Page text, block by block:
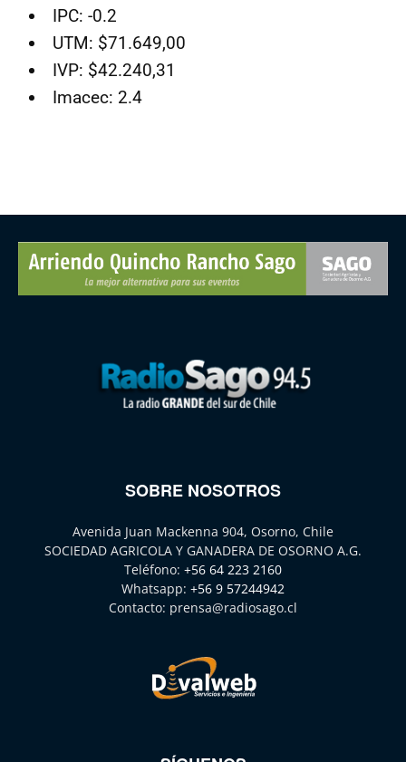
IPC: -0.2
UTM: $71.649,00
IVP: $42.240,31
Imacec: 2.4
SOBRE NOSOTROS
Avenida Juan Mackenna 904, Osorno, Chile
SOCIEDAD AGRICOLA Y GANADERA DE OSORNO A.G.
Teléfono: +56 64 223 2160
Whatsapp: +56 9 57244942
Contacto: prensa@radiosago.cl